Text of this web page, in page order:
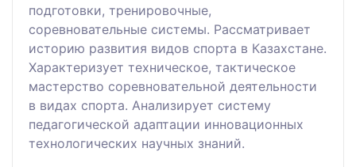
подготовки, тренировочные,
соревновательные системы. Рассматривает
историю развития видов спорта в Казахстане.
Характеризует техническое, тактическое
мастерство соревновательной деятельности
в видах спорта. Анализирует систему
педагогической адаптации инновационных
технологических научных знаний.